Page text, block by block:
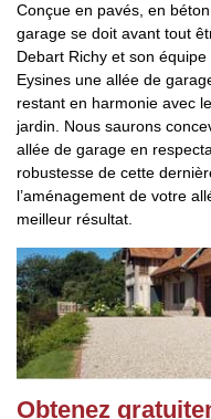
Conçue en pavés, en
garage se doit avant tout
Debart Richy et son
Eysines une allée de
restant en harmonie avec
jardin. Nous saurons
allée de garage en
robustesse de cette
l’aménagement de votre
meilleur résultat.
Obtenez